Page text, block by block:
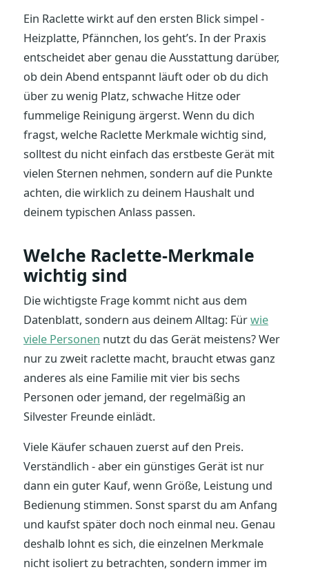
Ein Raclette wirkt auf den ersten Blick simpel -
Heizplatte, Pfännchen, los geht’s. In der Praxis
entscheidet aber genau die Ausstattung darüber,
ob dein Abend entspannt läuft oder ob du dich
über zu wenig Platz, schwache Hitze oder
fummelige Reinigung ärgerst. Wenn du dich
fragst, welche Raclette Merkmale wichtig sind,
solltest du nicht einfach das erstbeste Gerät mit
vielen Sternen nehmen, sondern auf die Punkte
achten, die wirklich zu deinem Haushalt und
deinem typischen Anlass passen.
Welche Raclette-Merkmale
wichtig sind
Die wichtigste Frage kommt nicht aus dem
Datenblatt, sondern aus deinem Alltag: Fürwie
viele Personen nutzt du das Gerät meistens? Wer
nur zu zweit raclette macht, braucht etwas ganz
anderes als eine Familie mit vier bis sechs
Personen oder jemand, der regelmäßig an
Silvester Freunde einlädt.
Viele Käufer schauen zuerst auf den Preis.
Verständlich - aber ein günstiges Gerät ist nur
dann ein guter Kauf, wenn Größe, Leistung und
Bedienung stimmen. Sonst sparst du am Anfang
und kaufst später doch noch einmal neu. Genau
deshalb lohnt es sich, die einzelnen Merkmale
nicht isoliert zu betrachten, sondern immer im